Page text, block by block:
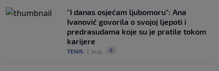
"I danas osjećam ljubomoru": Ana
Ivanović govorila o svojoj ljepoti i
predrasudama koje su je pratile tokom
karijere
TENIS 7. aug. 0